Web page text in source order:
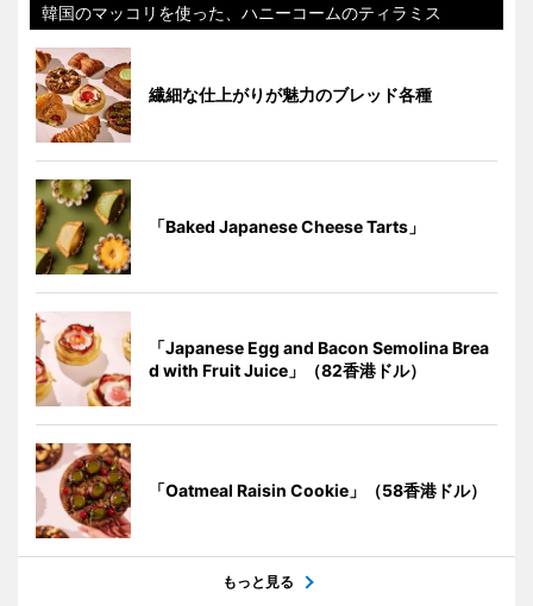
韓国のマッコリを使った、ハニーコームのティラミス
繊細な仕上がりが魅力のブレッド各種
「Baked Japanese Cheese Tarts」
「Japanese Egg and Bacon Semolina Brea
d with Fruit Juice」（82香港ドル）
「Oatmeal Raisin Cookie」（58香港ドル）
もっと見る